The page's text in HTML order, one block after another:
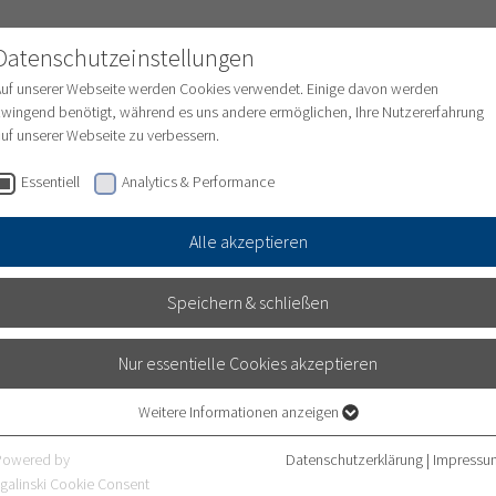
Medizinische Abteilungen
ZUR
UNIVERSITÄTSKLINIKUM HEIDELBERG
Webseite in Einklang mit § 10 Absatz 1 des
unserer Webseite werden Cookies verwendet. Einige davon werden
benötigt, während es uns andere ermöglichen, Ihre Nutzererfahrung
unserer Webseite zu verbessern.
Essentiell Analytics & Performance
Alle akzeptieren
Speichern & schließen
Nur essentielle Cookies akzeptieren
Essentielle Cookies werden für grundlegende Funktionen der Webseite
benötigt. Dadurch ist gewährleistet, dass die Webseite einwandfrei
Weitere Informationen anzeigen
by
Cookie Consent
Datenschutzerklärung |